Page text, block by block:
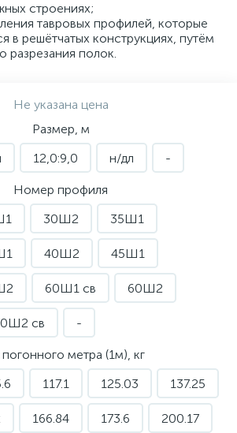
строениях;
тавровых профилей, которые
в решётчатых конструкциях, путём
разрезания полок.
Не указана цена
Размер, м
12,0:9,0 н/дл -
Номер профиля
30Ш2 35Ш1
40Ш2 45Ш1
60Ш1 св 60Ш2
св -
метра (1м), кг
117.1 125.03 137.25
166.84 173.6 200.17